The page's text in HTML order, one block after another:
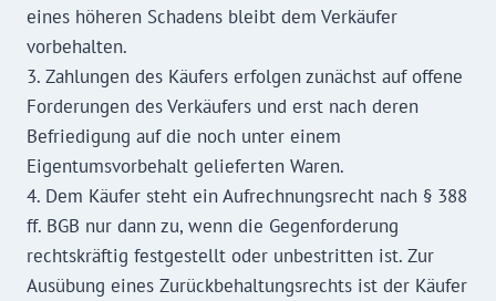
eines höheren Schadens bleibt dem Verkäufer
vorbehalten.
3. Zahlungen des Käufers erfolgen zunächst auf offene
Forderungen des Verkäufers und erst nach deren
Befriedigung auf die noch unter einem
Eigentumsvorbehalt gelieferten Waren.
4. Dem Käufer steht ein Aufrechnungsrecht nach § 388
ff. BGB nur dann zu, wenn die Gegenforderung
rechtskräftig festgestellt oder unbestritten ist. Zur
Ausübung eines Zurückbehaltungsrechts ist der Käufer